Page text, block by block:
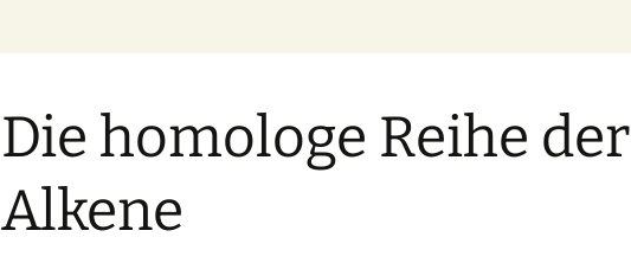
Die homologe Reihe der
Alkene